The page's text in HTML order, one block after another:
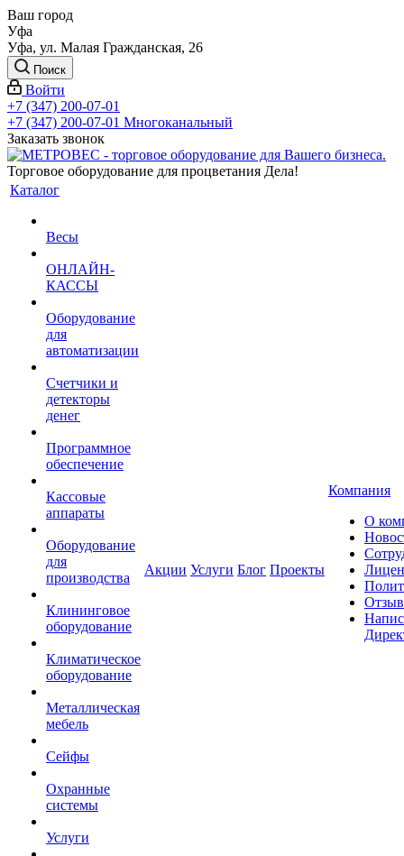
Ваш город
Уфа
Уфа, ул. Малая Гражданская, 26
Поиск
Войти
+7 (347) 200-07-01
+7 (347) 200-07-01 Многоканальный
Заказать звонок
Торговое оборудование для процветания Дела!
Каталог
Весы
ОНЛАЙН-
КАССЫ
Оборудование
для
автоматизации
Счетчики и
детекторы
денег
Программное
обеспечение
Кассовые
аппараты
Оборудование
для
производства
Клининговое
оборудование
Климатическое
оборудование
Металлическая
мебель
Сейфы
Охранные
системы
Услуги
Акции Услуги Блог Проекты
Компания
О